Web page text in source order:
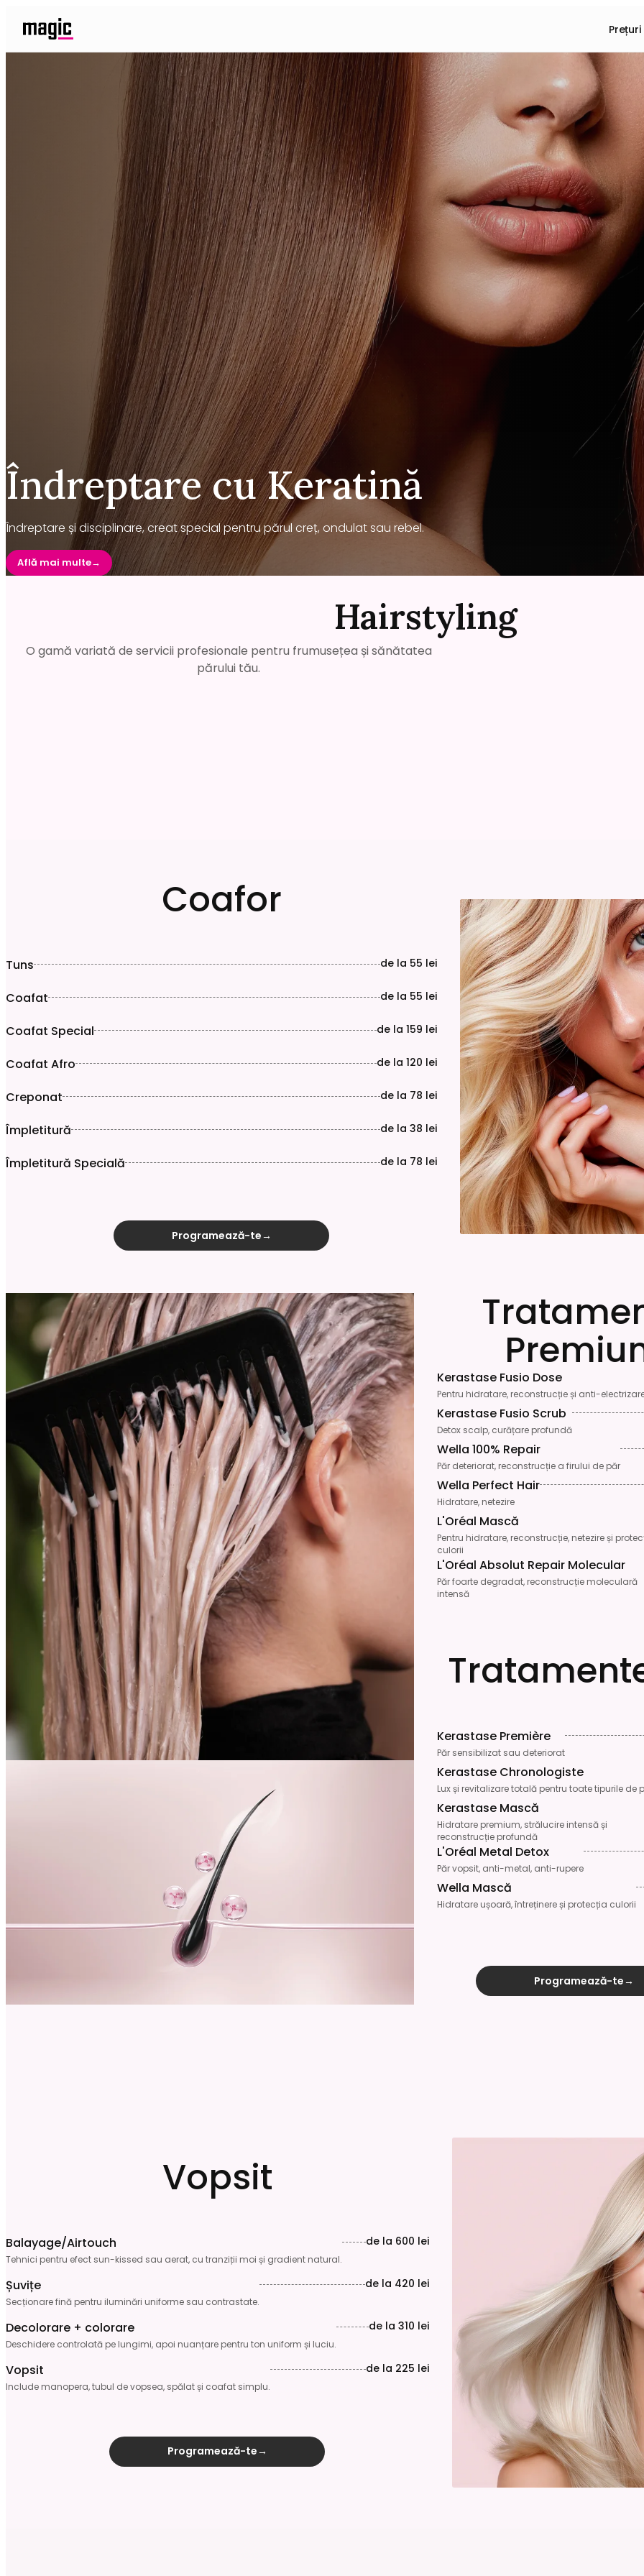
Prețuri
Îndreptare cu Keratină
Îndreptare și disciplinare, creat special pentru părul creț, ondulat sau rebel.
Află mai multe→
Hairstyling
O gamă variată de servicii profesionale pentru frumusețea și sănătatea
părului tău.
Coafor
Tuns de la 55 lei
Coafat de la 55 lei
Coafat Special de la159 lei
Coafat Afro de la120 lei
Creponat de la 78 lei
Împletitură de la38 lei
Împletitură Specială de la 78 lei
Programează-te→
Kerastase Fusio Dose
Pentru hidratare, reconstrucție și anti-
Kerastase Fusio Scrub
Detox scalp, curățare profundă
Wella 100% Repair
Păr deteriorat, reconstrucție a firului de păr
Wella Perfect Hair
Hidratare, netezire
L'Oréal Mască
Pentru hidratare, reconstrucție, netezire și
culorii
L'Oréal Absolut Repair Molecular
Păr foarte degradat, reconstrucție moleculară
intensă
Kerastase Première
Păr sensibilizat sau deteriorat
Kerastase Chronologiste
Lux și revitalizare totală pentru toate tipurile de
Kerastase Mască
Hidratare premium, strălucire intensă și
reconstrucție profundă
L'Oréal Metal Detox
Păr vopsit, anti-metal, anti-rupere
Wella Mască
Hidratare ușoară, întreținere și protecția culorii
Programează-te→
Vopsit
Balayage/Airtouch
Tehnici pentru efect sun-kissed sau aerat, cu tranziții moi și gradient natural.
de la 600 lei
Șuvițe
Secționare fină pentru iluminări uniforme sau contrastate.
de la 420 lei
Decolorare + colorare
Deschidere controlată pe lungimi, apoi nuanțare pentru ton uniform și luciu.
de la 310 lei
Vopsit
Include manopera, tubul de vopsea, spălat și coafat simplu.
de la 225 lei
Programează-te→